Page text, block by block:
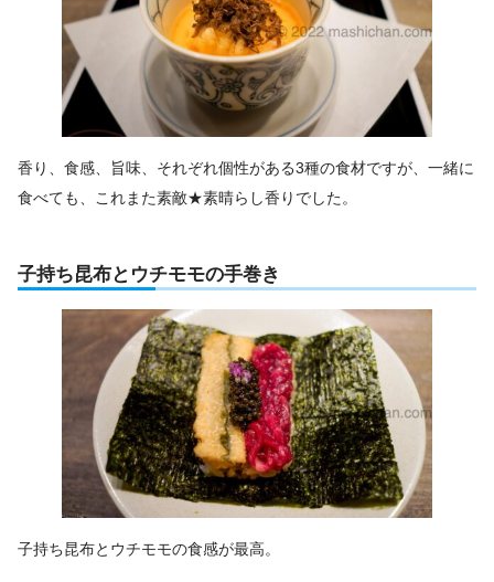
香り、食感、旨味、それぞれ個性がある3種の食材ですが、一緒に
食べても、これまた素敵★素晴らし香りでした。
子持ち昆布とウチモモの手巻き
子持ち昆布とウチモモの食感が最高。